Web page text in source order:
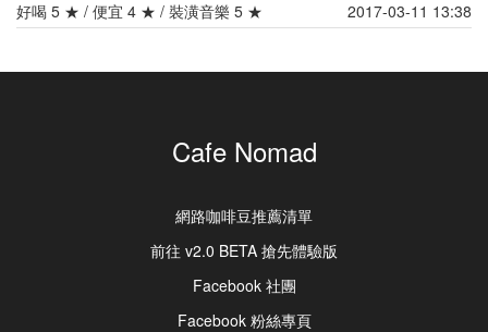
好喝 5 ★ / 便宜 4 ★ / 裝潢音樂 5 ★
2017-03-11 13:38
Cafe Nomad
網路咖啡豆推薦清單
前往 v2.0 BETA 搶先體驗版
Facebook 社團
Facebook 粉絲專頁